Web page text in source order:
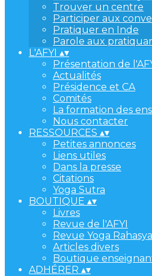
Trouver un centre
Participer aux
Pratiquer en Inde
Parole aux
L'AFYI ▴▾
Présentation de
Actualités
Présidence et CA
Comités
La formation des
Nous contacter
RESSOURCES ▴▾
Petites annonces
Liens utiles
Dans la presse
Citations
Yoga Sutra
BOUTIQUE ▴▾
Livres
Revue de l'AFYI
Revue Yoga Rahasya
Articles divers
Boutique
ADHÉRER ▴▾